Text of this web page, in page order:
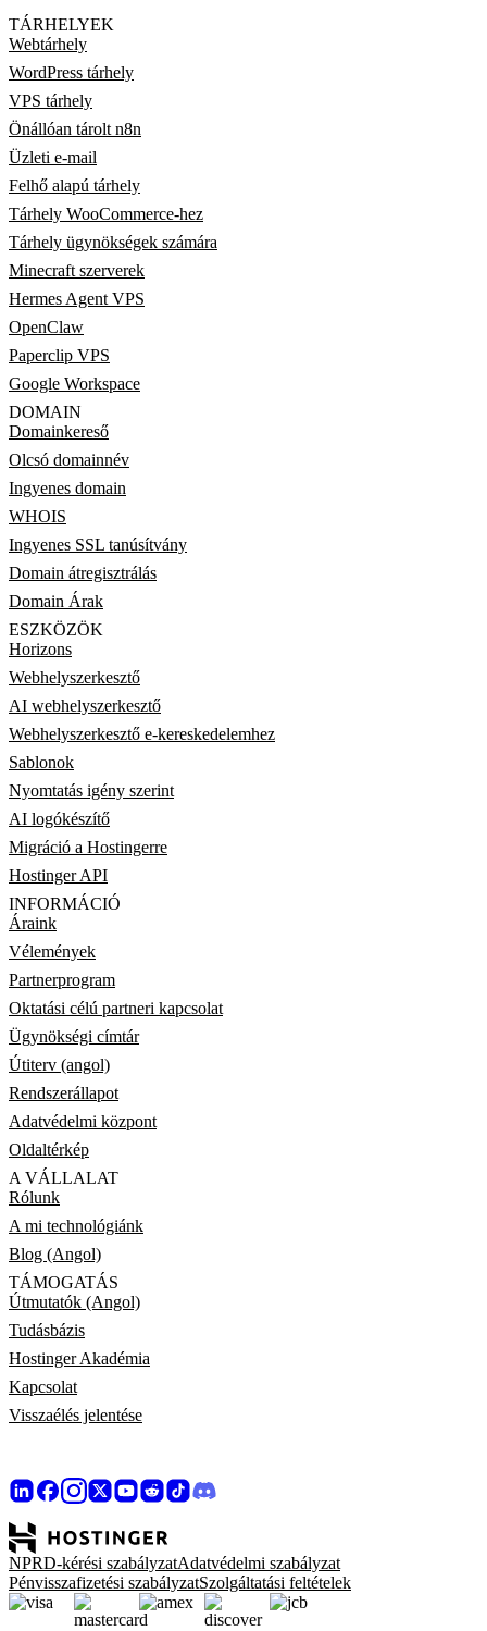
TÁRHELYEK
Webtárhely
WordPress tárhely
VPS tárhely
Önállóan tárolt n8n
Üzleti e-mail
Felhő alapú tárhely
Tárhely WooCommerce-hez
Tárhely ügynökségek számára
Minecraft szerverek
Hermes Agent VPS
OpenClaw
Paperclip VPS
Google Workspace
DOMAIN
Domainkereső
Olcsó domainnév
Ingyenes domain
WHOIS
Ingyenes SSL tanúsítvány
Domain átregisztrálás
Domain Árak
ESZKÖZÖK
Horizons
Webhelyszerkesztő
AI webhelyszerkesztő
Webhelyszerkesztő e-kereskedelemhez
Sablonok
Nyomtatás igény szerint
AI logókészítő
Migráció a Hostingerre
Hostinger API
INFORMÁCIÓ
Áraink
Vélemények
Partnerprogram
Oktatási célú partneri kapcsolat
Ügynökségi címtár
Útiterv (angol)
Rendszerállapot
Adatvédelmi központ
Oldaltérkép
A VÁLLALAT
Rólunk
A mi technológiánk
Blog (Angol)
TÁMOGATÁS
Útmutatók (Angol)
Tudásbázis
Hostinger Akadémia
Kapcsolat
Visszaélés jelentése
NPRD-kérési szabályzatAdatvédelmi szabályzat
Pénvisszafizetési szabályzatSzolgáltatási feltételek